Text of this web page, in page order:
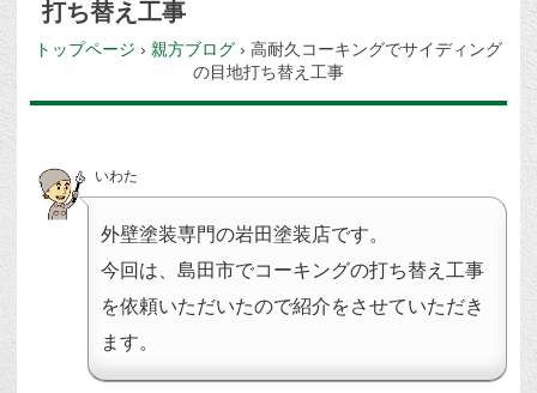
打ち替え工事
トップページ › 親方ブログ › 高耐久コーキングでサイディング
の目地打ち替え工事
いわた
外壁塗装専門の岩田塗装店です。
今回は、島田市でコーキングの打ち替え工事
を依頼いただいたので紹介をさせていただき
ます。